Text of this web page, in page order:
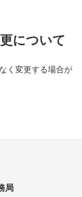
について
く変更する場合が
局